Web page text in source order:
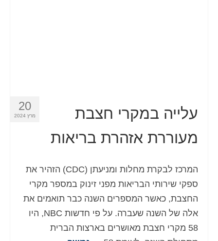
20
מרץ 2024
עלייה במקרי חצבת
מעוררת אזהרת בריאות
המרכז לבקרת מחלות ומניעתן (CDC) הזהיר את
ספקי שירותי הבריאות מפני זינוק במספר מקרי
החצבת, כאשר המספרים השנה כבר תואמים את
אלה של השנה שעברה. על פי חדשות NBC, היו
58 מקרי חצבת מאושרים בארצות הברית